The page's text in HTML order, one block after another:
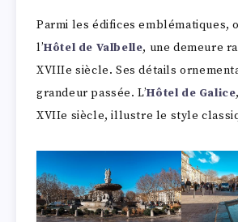
Parmi les édifices emblématiques,
l’Hôtel de Valbelle, une demeure
XVIIIe siècle. Ses détails
grandeur passée. L’Hôtel de Galice
XVIIe siècle, illustre le style